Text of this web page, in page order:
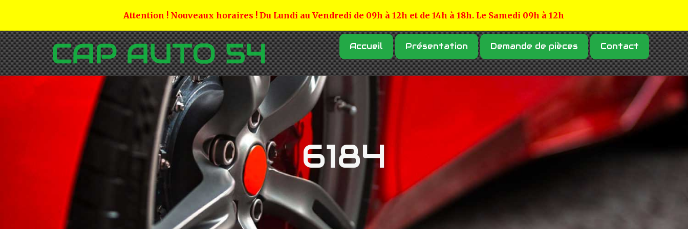
Attention ! Nouveaux horaires ! Du Lundi au Vendredi de 09h à 12h et de 14h à 18h. Le Samedi 09h à 12h
Accueil Présentation Demande de pièces Contact
6184